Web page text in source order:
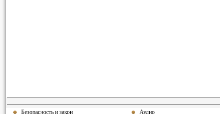
Безопасность и закон
Аудио